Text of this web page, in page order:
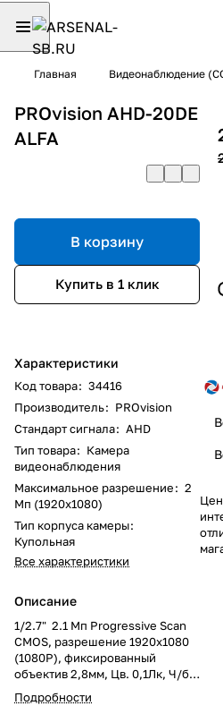
Главная Видеонаблюдение
PROvision AHD-20DE
ALFA
В корзину
Купить в 1 клик
Характеристики
Код товара: 34416
Производитель: PROvision
Стандарт сигнала: AHD
Тип товара: Камера
видеонаблюдения
Максимальное разрешение: 2
Мп (1920x1080)
Тип корпуса камеры:
Купольная
Все характеристики
Описание
1/2.7" 2.1 Мп Progressive Scan
CMOS, разрешение 1920х1080
(1080P), фиксированный
объектив 2,8мм, Цв. 0,1Лк, Ч/б
0.01Лк (0 Лк при включенной
ИК подсветке), режимы работ
Подробности